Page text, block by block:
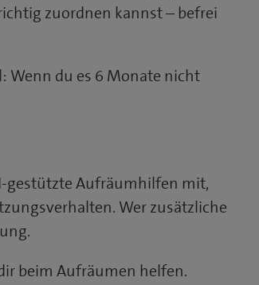
zuordnen kannst – befrei
Wenn du es 6 Monate nicht
gestützte Aufräumhilfen mit,
Wer zusätzliche
beim Aufräumen helfen.